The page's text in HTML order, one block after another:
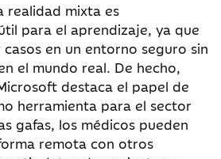
realidad mixta es
para el aprendizaje, ya que
en un entorno seguro sin
el mundo real. De hecho,
destaca el papel de
herramienta para el sector
gafas, los médicos pueden
remota con otros